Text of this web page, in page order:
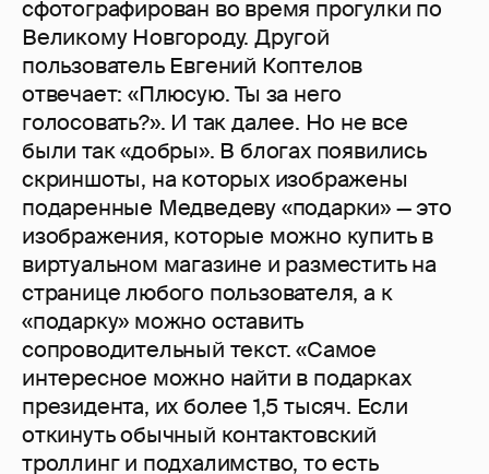
сфотографирован во время прогулки по
Великому Новгороду. Другой
пользователь Евгений Коптелов
отвечает: «Плюсую. Ты за него
голосовать?». И так далее. Но не все
были так «добры». В блогах появились
скриншоты, на которых изображены
подаренные Медведеву «подарки» — это
изображения, которые можно купить в
виртуальном магазине и разместить на
странице любого пользователя, а к
«подарку» можно оставить
сопроводительный текст. «Самое
интересное можно найти в подарках
президента, их более 1,5 тысяч. Если
откинуть обычный контактовский
троллинг и подхалимство, то есть